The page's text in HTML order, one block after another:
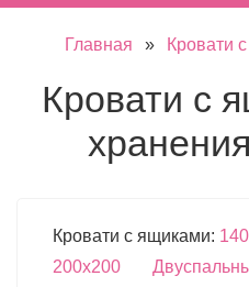
Главная » Кровати
Кровати с
Кровати с ящиками:
200х200